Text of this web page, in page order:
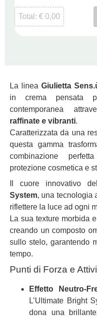
Total: € 0,00
La linea Giulietta
in crema pensata
contemporanea
raffinate e vibranti.
Caratterizzata da una
questa gamma
combinazione
protezione cosmetica e
Il cuore innovativo
System, una tecnologia
riflettere la luce ad ogni
La sua texture morbida
creando un composto
sullo stelo, garantendo
tempo.
Punti di Forza e
Effetto Neutro-
L’Ultimate Bright
dona una